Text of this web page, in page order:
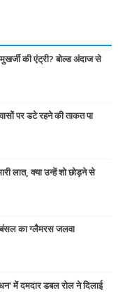
की एंट्री? बोल्ड अंदाज से
पर डटे रहने की ताकत पा
लात, क्या उन्हें शो छोड़ने से
बंसल का ग्लैमरस जलवा
में दमदार डबल रोल ने दिलाई